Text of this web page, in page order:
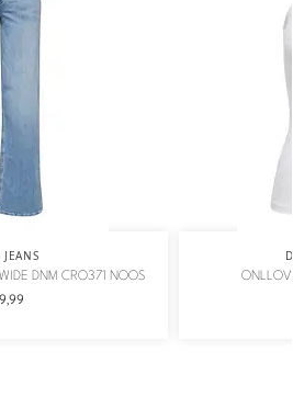
JEANS
DNM CRO371 NOOS